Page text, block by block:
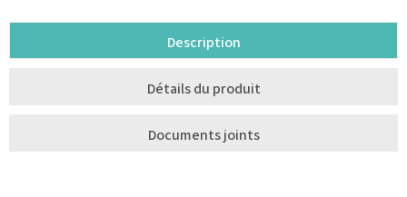
Description
Détails du produit
Documents joints